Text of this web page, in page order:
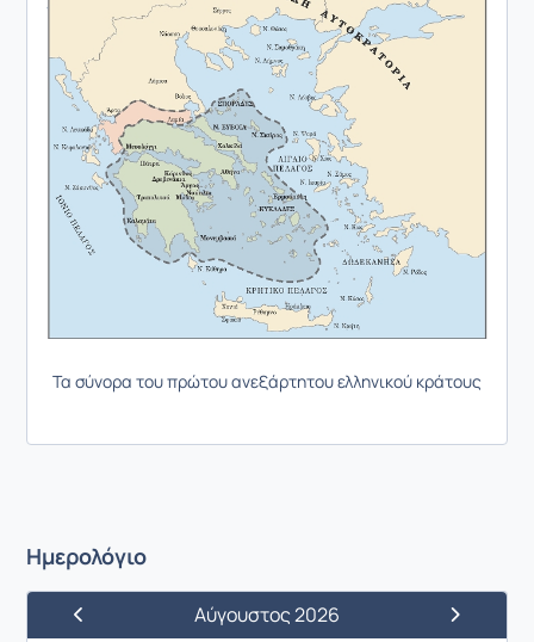
Τα σύνορα του πρώτου ανεξάρτητου ελληνικού κράτους
Ημερολόγιο
Προηγούμενος ΜήναςΑύγουστος 2026
Επόμενος